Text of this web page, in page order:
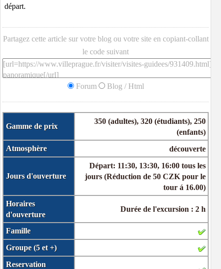
départ.
Partagez cette article sur votre blog ou votre site en copiant-collant
le code suivant
Forum Blog / Html
Gamme de prix
350 (adultes), 320 (étudiants), 250
(enfants)
Atmosphère
découverte
Jours d'ouverture
Départ: 11:30, 13:30, 16:00 tous les
jours (Réduction de 50 CZK pour le
tour á 16.00)
Horaires
d'ouverture
Durée de l'excursion : 2 h
Famille
Groupe (5 et +)
Reservation